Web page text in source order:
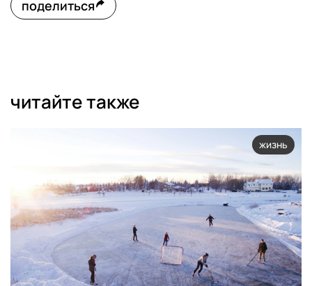
поделиться
читайте также
жизнь